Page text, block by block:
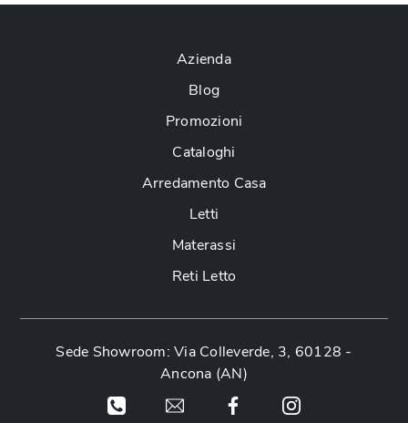
Azienda
Blog
Promozioni
Cataloghi
Arredamento Casa
Letti
Materassi
Reti Letto
Sede Showroom: Via Colleverde, 3, 60128 -
Ancona (AN)